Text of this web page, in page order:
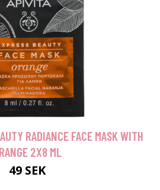
RADIANCE FACE MASK WITH
2X8 ML
49 SEK